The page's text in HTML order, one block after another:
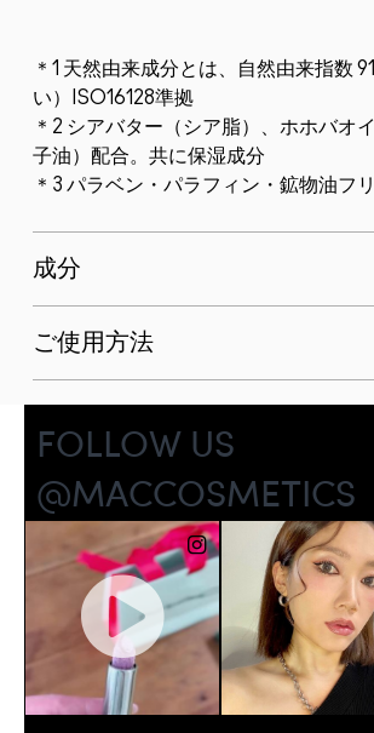
＊1 天然由来成分とは、自然由来指数
い）ISO16128準拠
＊2 シアバター（シア脂）、ホホバオ
子油）配合。共に保湿成分
＊3 パラベン・パラフィン・鉱物油フ
成分
ご使用方法